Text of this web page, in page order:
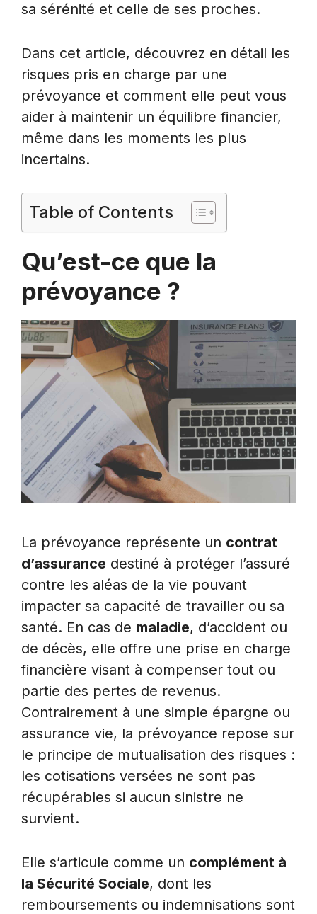
sa sérénité et celle de ses proches.
Dans cet article, découvrez en détail les
risques pris en charge par une
prévoyance et comment elle peut vous
aider à maintenir un équilibre financier,
même dans les moments les plus
incertains.
Table of Contents
Qu’est-ce que la
prévoyance ?
La prévoyance représente un contrat
d’assurance destiné à protéger l’assuré
contre les aléas de la vie pouvant
impacter sa capacité de travailler ou sa
santé. En cas de maladie, d’accident ou
de décès, elle offre une prise en charge
financière visant à compenser tout ou
partie des pertes de revenus.
Contrairement à une simple épargne ou
assurance vie, la prévoyance repose sur
le principe de mutualisation des risques :
les cotisations versées ne sont pas
récupérables si aucun sinistre ne
survient.
Elle s’articule comme un complément à
la Sécurité Sociale, dont les
remboursements ou indemnisations sont